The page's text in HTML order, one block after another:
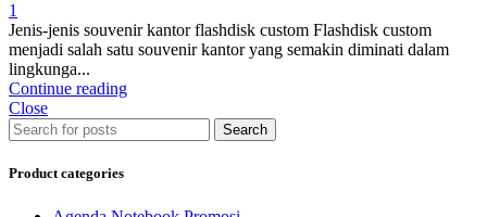
1
Jenis-jenis souvenir kantor flashdisk custom Flashdisk custom
menjadi salah satu souvenir kantor yang semakin diminati dalam
lingkunga...
Continue reading
Close
Search
Product categories